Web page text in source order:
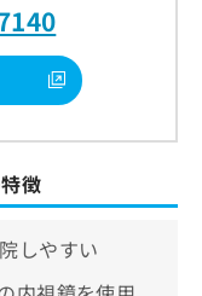
徴
しやすい